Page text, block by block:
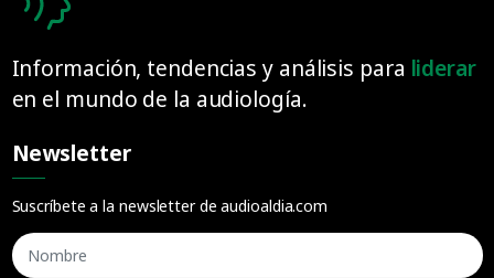
Información, tendencias y análisis para liderar
en el mundo de la audiología.
Newsletter
Suscríbete a la newsletter de audioaldia.com